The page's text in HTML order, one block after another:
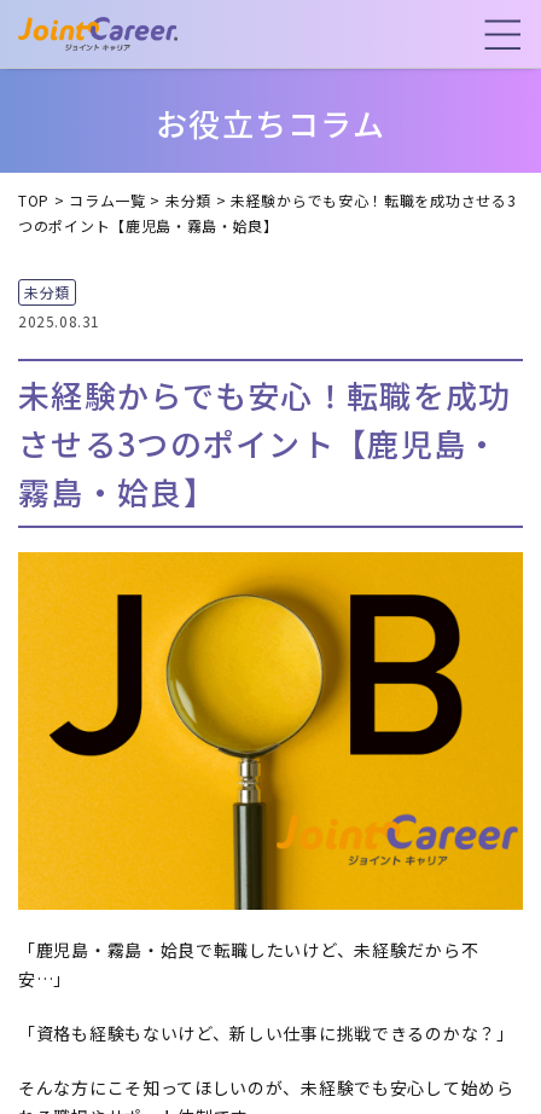
お役立ちコラム
TOP > コラム一覧 > 未分類 >未経験からでも安心！転職を成功させる3
つのポイント【鹿児島・霧島・姶良】
未分類
2025.08.31
未経験からでも安心！転職を成功
させる3つのポイント【鹿児島・
霧島・姶良】
「鹿児島・霧島・姶良で転職したいけど、未経験だから不
安…」
「資格も経験もないけど、新しい仕事に挑戦できるのかな？」
そんな方にこそ知ってほしいのが、未経験でも安心して始めら